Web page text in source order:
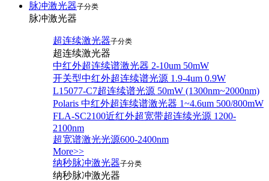
脉冲激光器子分类
脉冲激光器
超连续激光器子分类
超连续激光器
中红外超连续谱激光器 2-10um 50mW
开关型中红外超连续谱光源 1.9-4um 0.9W
L15077-C7超连续谱光源 50mW (1300nm~2000nm)
Polaris 中红外超连续谱激光器 1~4.6um 500/800mW
FLA-SC2100近红外超宽带超连续光源 1200-
2100nm
超宽谱激光光源600-2400nm
More>>
纳秒脉冲激光器子分类
纳秒脉冲激光器